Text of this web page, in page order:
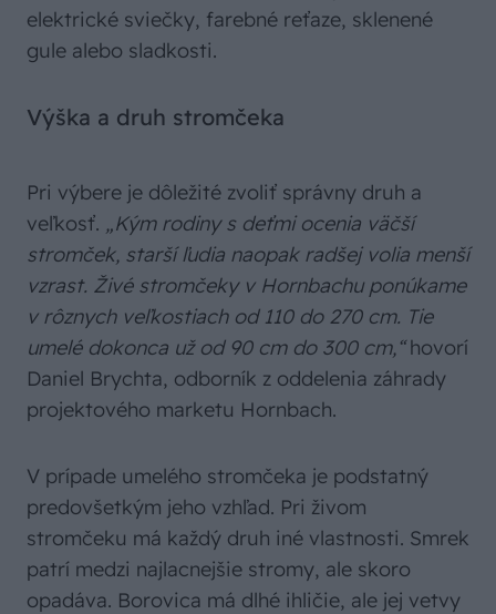
elektrické sviečky, farebné reťaze, sklenené
gule alebo sladkosti.
Výška a druh stromčeka
Pri výbere je dôležité zvoliť správny druh a
veľkosť. „Kým rodiny s deťmi ocenia väčší
stromček, starší ľudia naopak radšej volia menší
vzrast. Živé stromčeky v Hornbachu ponúkame
v rôznych veľkostiach od 110 do 270 cm. Tie
umelé dokonca už od 90 cm do 300 cm,“hovorí
Daniel Brychta, odborník z oddelenia záhrady
projektového marketu Hornbach.
V prípade umelého stromčeka je podstatný
predovšetkým jeho vzhľad. Pri živom
stromčeku má každý druh iné vlastnosti. Smrek
patrí medzi najlacnejšie stromy, ale skoro
opadáva. Borovica má dlhé ihličie, ale jej vetvy